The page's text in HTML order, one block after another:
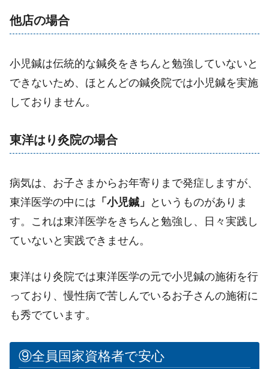
他店の場合
小児鍼は伝統的な鍼灸をきちんと勉強していないと
できないため、ほとんどの鍼灸院では小児鍼を実施
しておりません。
東洋はり灸院の場合
病気は、お子さまからお年寄りまで発症しますが、
東洋医学の中には 「小児鍼」
というものがありま
す。これは東洋医学をきちんと勉強し、日々実践し
ていないと実践できません。
東洋はり灸院では東洋医学の元で小児鍼の施術を行
っており、慢性病で苦しんでいるお子さんの施術に
も秀でています。
⑨全員国家資格者で安心